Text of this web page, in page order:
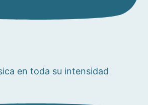
en toda su intensidad